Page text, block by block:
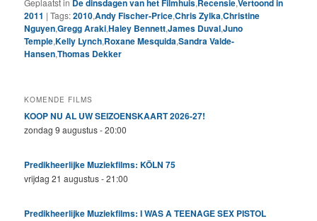
Geplaatst in De dinsdagen van het Filmhuis,Recensie,Vertoond in
2011 |Tags:2010,Andy Fischer-Price,Chris Zylka,Christine
Nguyen,Gregg Araki,Haley Bennett,James Duval,Juno
Temple,Kelly Lynch,Roxane Mesquida,Sandra Valde-
Hansen,Thomas Dekker
KOMENDE FILMS
KOOP NU AL UW SEIZOENSKAART 2026-27!
zondag 9 augustus - 20:00
Predikheerlijke Muziekfilms: KÖLN 75
vrijdag 21 augustus - 21:00
Predikheerlijke Muziekfilms: I WAS A TEENAGE SEX PISTOL